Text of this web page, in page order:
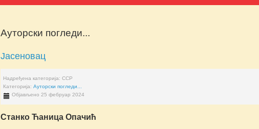
Ауторски погледи...
Јасеновац
Надређена категорија:ССР
Категорија:Ауторски погледи...
Објављено 25 фебруар 2024
Станко Ћаница Опачић